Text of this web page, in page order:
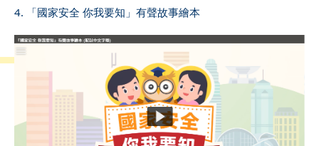
4. 「國家安全 你我要知」有聲故事繪本